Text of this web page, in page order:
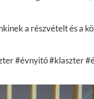
a részvételt és a
#évnyitó #klaszter